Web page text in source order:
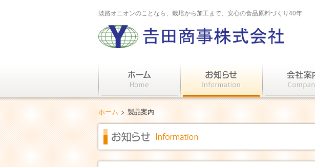
淡路オニオンのことなら、栽培から加工まで、安心の食品原料づくり40年
ホーム > 製品案内